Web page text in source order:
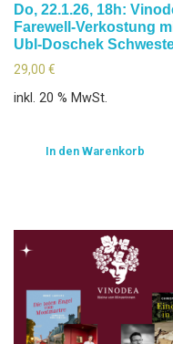
Do, 22.1.26, 18h:
Farewell-Verkostung
Ubl-Doschek
29,00 €
inkl. 20 % MwSt.
In den Warenkorb